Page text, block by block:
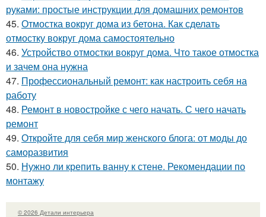
руками: простые инструкции для домашних ремонтов
45. Отмостка вокруг дома из бетона. Как сделать
отмостку вокруг дома самостоятельно
46. Устройство отмостки вокруг дома. Что такое отмостка
и зачем она нужна
47. Профессиональный ремонт: как настроить себя на
работу
48. Ремонт в новостройке с чего начать. С чего начать
ремонт
49. Откройте для себя мир женского блога: от моды до
саморазвития
50. Нужно ли крепить ванну к стене. Рекомендации по
монтажу
© 2026 Детали интерьера